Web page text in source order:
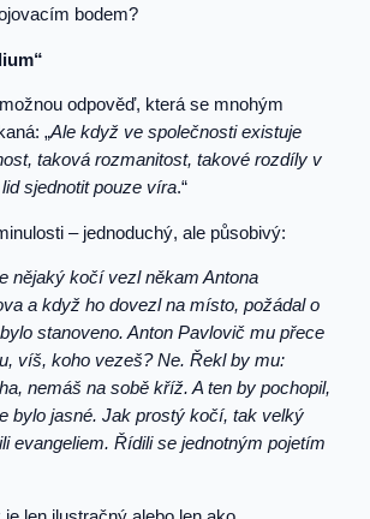
bodem?
odpověď, která se mnohým
„Ale když ve společnosti existuje
taková rozmanitost, takové rozdíly v
sjednotit pouze víra.“
– jednoduchý, ale působivý:
nějaký kočí vezl někam Antona
a když ho dovezl na místo, požádal o
stanoveno. Anton Pavlovič mu přece
víš, koho vezeš? Ne. Řekl by mu:
nemáš na sobě kříž. A ten by pochopil,
bylo jasné. Jak prostý kočí, tak velký
evangeliem. Řídili se jednotným pojetím